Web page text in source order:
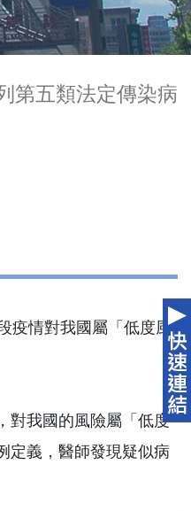
五類法定傳染病
疫情對我國屬「低度風
對我國的風險屬「低度
定義，醫師發現疑似病